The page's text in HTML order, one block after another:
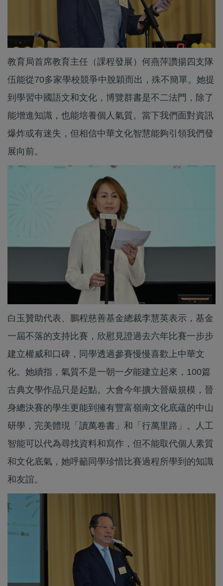
教育局首席教育主任（課程發展）何燕萍讚揚四支隊
伍能從70多家學校競爭中脫穎而出，殊不簡單。她提
到學習中國語文和文化，博覽群書是不二法門，除了
能增進知識，也能培養個人氣質。當下我們面對資訊
爆炸或有迷失，但相信中華文化智慧能夠引領我們發
展向前。
白玉贊助代表、鵬程慈善基金總裁李慧英表示，基金
一屆不落的支持比賽，欣慰見證過去六年比賽一步步
建立權威和口碑，同學透過參賽慢慢喜歡上中華文
化。她續指，氣質不是一朝一夕能建立起來，100篇
古典文學作品只是起點。大會今年擴大晉級規模，晉
身總決賽的學生更能到擁有豐富嶺南文化底蘊的中山
研學，完美體現「讀萬卷書」和「行萬里路」。人工
智能可以代為尋找資料和寫作，但不能取代個人素質
和文化底氣，她呼籲同學珍惜比賽過程所學到的知識
和友誼。